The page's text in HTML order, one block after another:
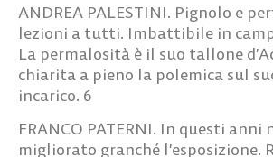
ANDREA PALESTINI. Pignolo e
lezioni a tutti. Imbattibile in
La permalosità è il suo tallone
chiarita a pieno la polemica sul
incarico. 6
FRANCO PATERNI. In questi anni
migliorato granché l’esposizione.